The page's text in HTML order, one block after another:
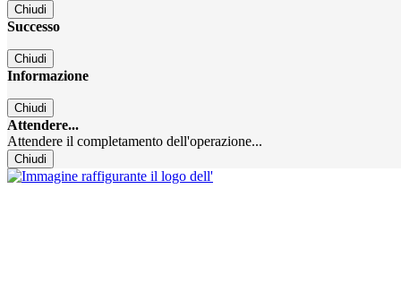
Chiudi
Successo
Chiudi
Informazione
Chiudi
Attendere...
Attendere il completamento dell'operazione...
Chiudi